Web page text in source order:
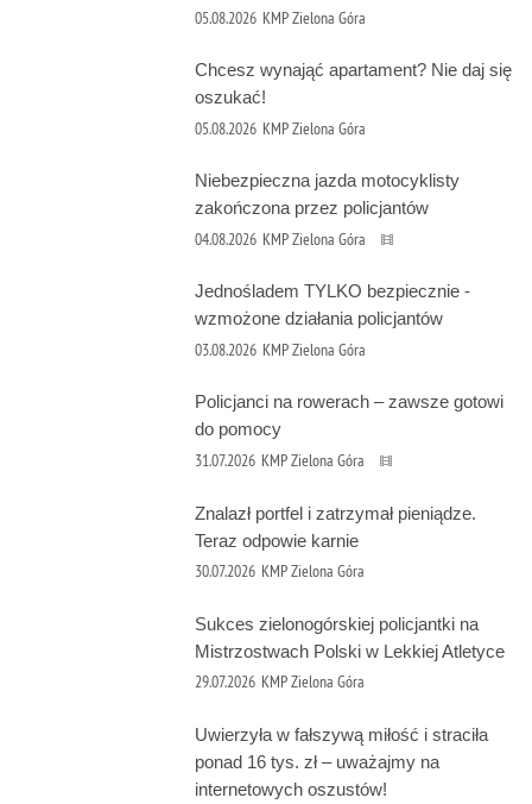
05.08.2026 KMP Zielona Góra
Chcesz wynająć apartament? Nie daj się
oszukać!
05.08.2026 KMP Zielona Góra
Niebezpieczna jazda motocyklisty
zakończona przez policjantów
04.08.2026 KMP Zielona Góra
Jednośladem TYLKO bezpiecznie -
wzmożone działania policjantów
03.08.2026 KMP Zielona Góra
Policjanci na rowerach – zawsze gotowi
do pomocy
31.07.2026 KMP Zielona Góra
Znalazł portfel i zatrzymał pieniądze.
Teraz odpowie karnie
30.07.2026 KMP Zielona Góra
Sukces zielonogórskiej policjantki na
Mistrzostwach Polski w Lekkiej Atletyce
29.07.2026 KMP Zielona Góra
Uwierzyła w fałszywą miłość i straciła
ponad 16 tys. zł – uważajmy na
internetowych oszustów!